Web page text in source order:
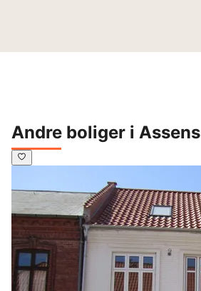
Andre boliger i Assens